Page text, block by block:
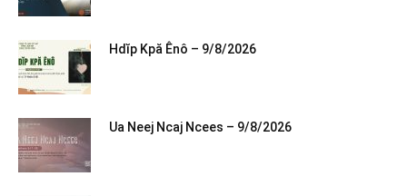
Hdĭp Kpă Ênô – 9/8/2026
Ua Neej Ncaj Ncees – 9/8/2026